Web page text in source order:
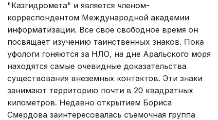
"Казгидромета" и является членом-
корреспондентом Международной академии
информатизации. Все свое свободное время он
посвящает изучению таинственных знаков. Пока
уфологи гоняются за НЛО, на дне Аральского моря
находятся самые очевидные доказательства
существования внеземных контактов. Эти знаки
занимают территорию почти в 20 квадратных
километров. Недавно открытием Бориса
Смердова заинтересовалась съемочная группа